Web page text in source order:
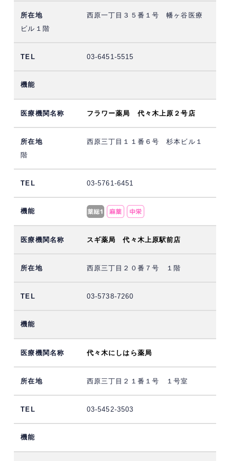
西原一丁目３５番１号 幡ヶ谷医療
ビル１階
03-6451-5515
フラワー薬局 代々木上原２号店
西原三丁目１１番６号 杉本ビル１
階
03-5761-6451
スギ薬局 代々木上原駅前店
西原三丁目２０番７号 １階
03-5738-7260
代々木にしはら薬局
西原三丁目２１番１号 １号室
03-5452-3503